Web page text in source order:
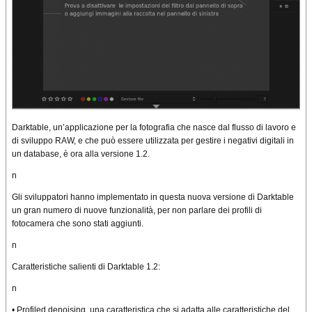
Darktable, un’applicazione per la fotografia che nasce dal flusso di lavoro e
di sviluppo RAW, e che può essere utilizzata per gestire i negativi digitali in
un database, è ora alla versione 1.2.
n
Gli sviluppatori hanno implementato in questa nuova versione di Darktable
un gran numero di nuove funzionalità, per non parlare dei profili di
fotocamera che sono stati aggiunti.
n
Caratteristiche salienti di Darktable 1.2:
n
• Profiled denoising, una caratteristica che si adatta alle caratteristiche del